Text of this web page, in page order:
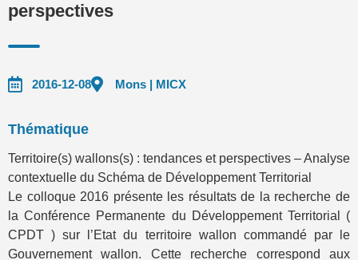
perspectives
2016-12-08 Mons | MICX
Thématique
Territoire(s) wallons(s) : tendances et perspectives – Analyse
contextuelle du Schéma de Développement Territorial
Le colloque 2016 présente les résultats de la recherche de
la Conférence Permanente du Développement Territorial (
CPDT ) sur l’Etat du territoire wallon commandé par le
Gouvernement wallon. Cette recherche correspond aux